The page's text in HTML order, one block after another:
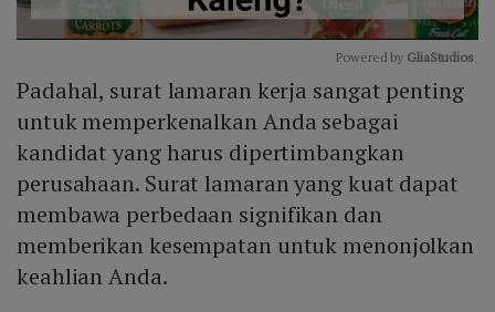
Mute
Powered by GliaStudios
Padahal, surat lamaran kerja sangat penting
untuk memperkenalkan Anda sebagai
kandidat yang harus dipertimbangkan
perusahaan. Surat lamaran yang kuat dapat
membawa perbedaan signifikan dan
memberikan kesempatan untuk menonjolkan
keahlian Anda.